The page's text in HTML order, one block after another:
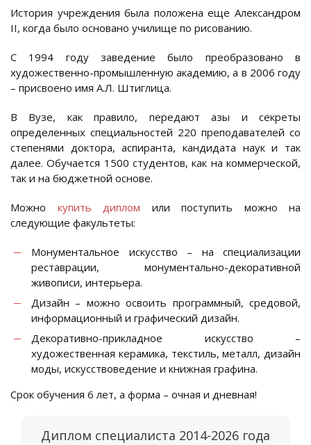
История учреждения была положена еще Александром
II, когда было основано училище по рисованию.
С 1994 году заведение было преобразовано в
художественно-промышленную академию, а в 2006 году
– присвоено имя А.Л. Штиглица.
В Вузе, как правило, передают азы и секреты
определенных специальностей 220 преподавателей со
степенями доктора, аспиранта, кандидата наук и так
далее. Обучается 1500 студентов, как на коммерческой,
так и на бюджетной основе.
Можно купить диплом или поступить можно на
следующие факультеты:
Монументальное искусство – на специализации
реставрации, монументально-декоративной
живописи, интерьера.
Дизайн – можно освоить программный, средовой,
информационный и графический дизайн.
Декоративно-прикладное искусство –
художественная керамика, текстиль, металл, дизайн
моды, искусствоведение и книжная графина.
Срок обучения 6 лет, а форма – очная и дневная!
Диплом специалиста 2014-2026 года